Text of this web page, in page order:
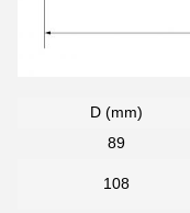
D (mm)
89
108